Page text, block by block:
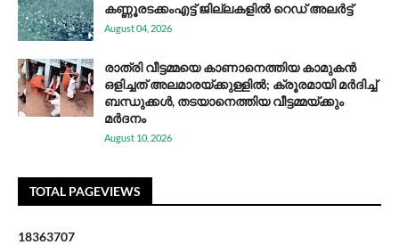
കണ്ണൂരടക്കംഎ​ട്ട് ജി​ല്ല​ക​ളി​ൽ റെ​ഡ് അ​ലർ​ട്ട്
August 04, 2026
രാത്രി വീട്ടമ്മയെ കാണാനെത്തിയ കാമുകൻ
ഒളിച്ചത് അലമാരയ്ക്കുള്ളിൽ; ക്രൂരമായി മർദിച്ച്
ബന്ധുക്കൾ, തടയാനെത്തിയ വീട്ടമ്മയ്ക്കും
മർദനം
August 10, 2026
TOTAL PAGEVIEWS
18363707